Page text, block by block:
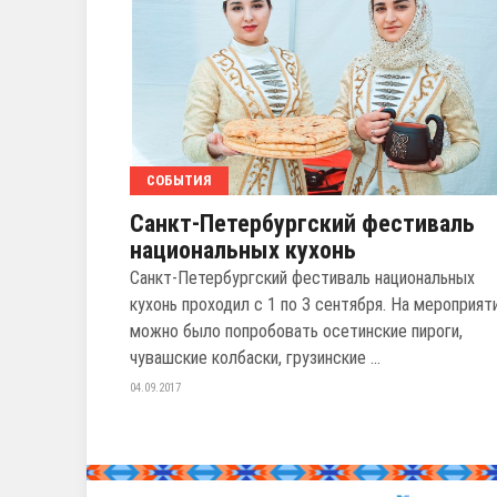
СОБЫТИЯ
Санкт-Петербургский фестиваль
национальных кухонь
Санкт-Петербургский фестиваль национальных
кухонь проходил с 1 по 3 сентября. На
можно было попробовать осетинские пироги,
чувашские колбаски, грузинские ...
04.09.2017